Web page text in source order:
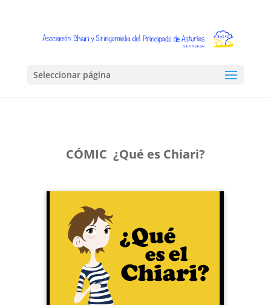
Seleccionar página
CÓMIC ¿Qué es Chiari?